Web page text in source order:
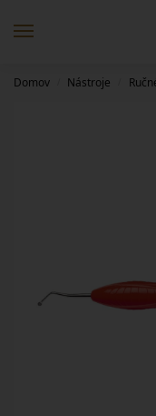
Domov Nástroje